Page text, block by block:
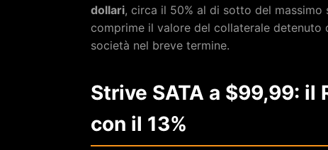
dollari, circa il 50% al di sotto del
comprime il valore del collaterale
società nel breve termine.
Strive SATA a $99,99: il
con il 13%